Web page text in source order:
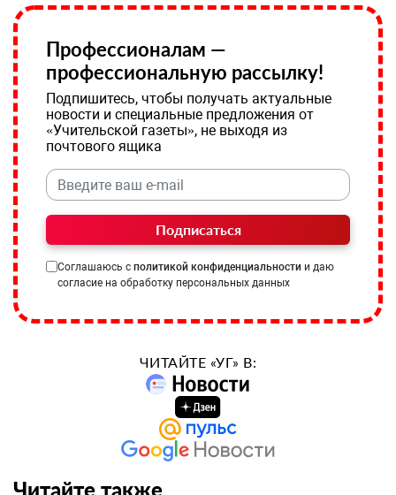
Профессионалам —
профессиональную рассылку!
Подпишитесь, чтобы получать актуальные
новости и специальные предложения от
«Учительской газеты», не выходя из
почтового ящика
Подписаться
Соглашаюсь с политикой конфиденциальности и даю
согласие на обработку персональных данных
ЧИТАЙТЕ «УГ» В:
Читайте также